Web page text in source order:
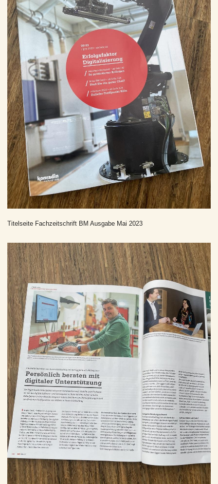
Titelseite Fachzeitschrift BM Ausgabe Mai 2023